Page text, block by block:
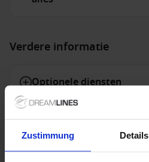
Zustimmung Details
Verdere informatie
Optionele diensten